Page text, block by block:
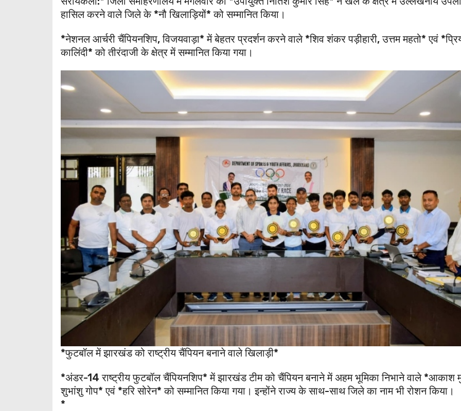
हासिल करने वाले जिले के *नौ खिलाड़ियों* को सम्मानित किया।
*नेशनल आर्चरी चैंपियनशिप, विजयवाड़ा* में बेहतर प्रदर्शन करने वाले *शिव शंकर पड़ीहारी, उत्तम महतो* एवं
कालिंदी* को तीरंदाजी के क्षेत्र में सम्मानित किया गया।
*फुटबॉल में झारखंड को राष्ट्रीय चैंपियन बनाने वाले खिलाड़ी*
*अंडर-14 राष्ट्रीय फुटबॉल चैंपियनशिप* में झारखंड टीम को चैंपियन बनाने में अहम भूमिका निभाने वाले *आकाश
शुभांशु गोप* एवं *हरि सोरेन* को सम्मानित किया गया। इन्होंने राज्य के साथ-साथ जिले का नाम भी रोशन किया।
*